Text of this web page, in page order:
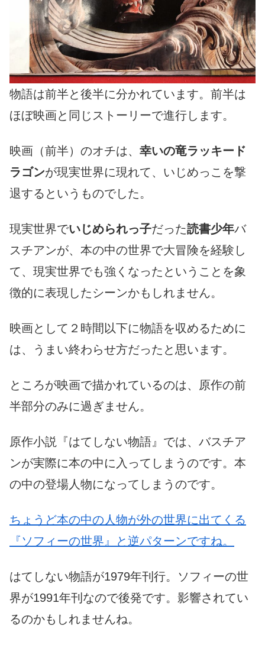
物語は前半と後半に分かれています。前半は
ほぼ映画と同じストーリーで進行します。
映画（前半）のオチは、 幸いの竜ラッキード
ラゴンが現実世界に現れて、いじめっこを撃
退するというものでした。
現実世界でいじめられっ子だった読書少年バ
スチアンが、本の中の世界で大冒険を経験し
て、現実世界でも強くなったということを象
徴的に表現したシーンかもしれません。
映画として２時間以下に物語を収めるために
は、うまい終わらせ方だったと思います。
ところが映画で描かれているのは、原作の前
半部分のみに過ぎません。
原作小説『はてしない物語』では、バスチア
ンが実際に本の中に入ってしまうのです。本
の中の登場人物になってしまうのです。
ちょうど本の中の人物が外の世界に出てくる
『ソフィーの世界』と逆パターンですね。
はてしない物語が1979年刊行。ソフィーの世
界が1991年刊なので後発です。影響されてい
るのかもしれませんね。